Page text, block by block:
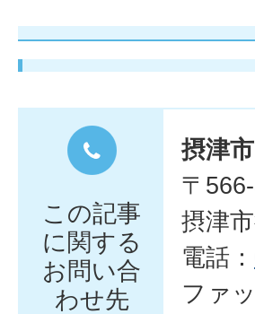
この記事
に関する
お問い合
わせ先
摂津
〒
摂津
電話：
ファ